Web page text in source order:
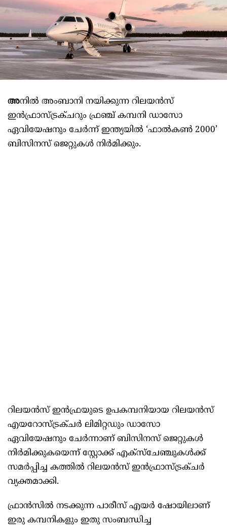
അനിൽ അംബാനി നയിക്കുന്ന റിലയൻസ്
ഇൻഫ്രാസ്ട്രക്ചറും ഫ്രഞ്ച് കമ്പനി ഡാസോ
ഏവിയേഷനും ചേർന്ന് ഇന്ത്യയിൽ ‘ഫാൽകൺ 2000’
ബിസിനസ് ജെറ്റുകൾ നിർമിക്കും.
റിലയൻസ് ഇൻഫ്രയുടെ ഉപകമ്പനിയായ റിലയൻസ്
എയറോസ്ട്രക്ചർ ലിമിറ്റഡും ഡാസോ
ഏവിയേഷനും ചേർന്നാണ് ബിസിനസ് ജെറ്റുകൾ
നിർമിക്കുകയെന്ന് സ്റ്റോക്ക് എക്സ്ചേഞ്ചുകൾക്ക്
സമർപ്പിച്ച കത്തിൽ റിലയൻസ് ഇൻഫ്രാസ്ട്രക്ചർ
വ്യക്തമാക്കി.
ഫ്രാൻസിൽ നടക്കുന്ന പാരീസ് എയർ ഷോയിലാണ്
ഇരു കമ്പനികളും ഇതു സംബന്ധിച്ച